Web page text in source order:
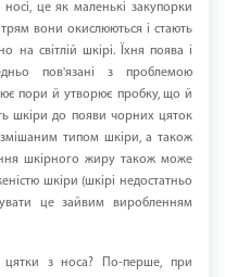
це як маленькі закупорки
вони окислюються і стають
на світлій шкірі. Їхня поява і
пов'язані з проблемою
пори й утворює пробку, що й
шкіри до появи чорних цяток
типом шкіри, а також
шкірного жиру також може
шкіри (шкірі недостатньо
це зайвим виробленням
з носа? По-перше, при